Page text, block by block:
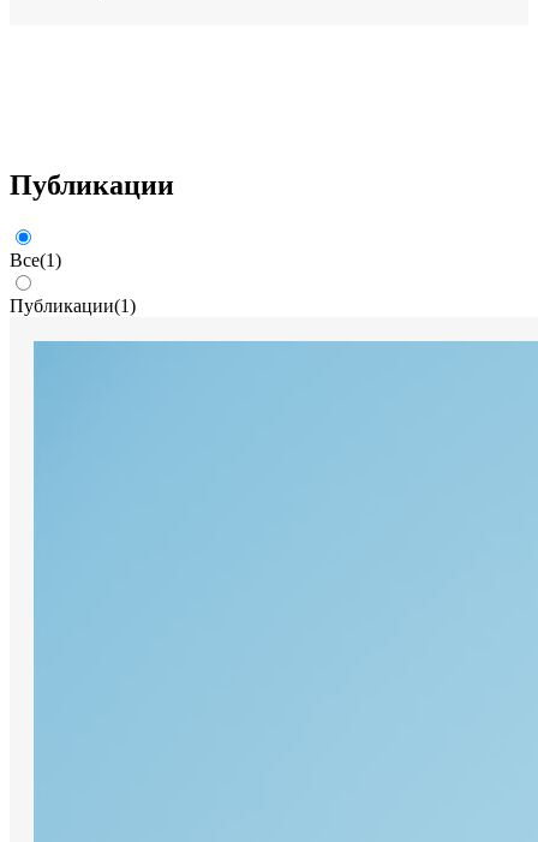
Публикации
Все(1)
Публикации(1)